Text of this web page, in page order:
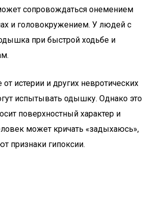
сопровождаться онемением
и головокружением. У людей с
при быстрой ходьбе и
истерии и других невротических
испытывать одышку. Однако это
поверхностный характер и
может кричать «задыхаюсь»,
признаки гипоксии.